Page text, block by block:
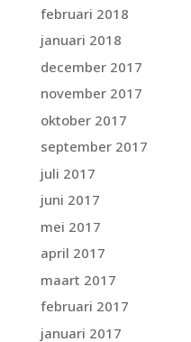
februari 2018
januari 2018
december 2017
november 2017
oktober 2017
september 2017
juli 2017
juni 2017
mei 2017
april 2017
maart 2017
februari 2017
januari 2017